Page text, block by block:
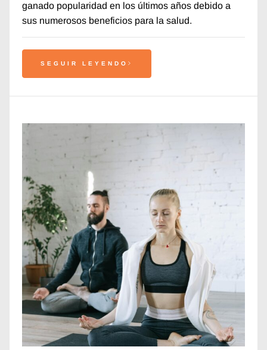
ganado popularidad en los últimos años debido a
sus numerosos beneficios para la salud.
SEGUIR LEYENDO